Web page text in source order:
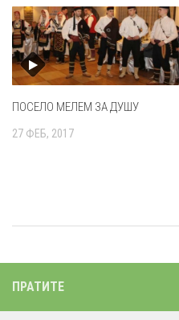
ПОСЕЛО МЕЛЕМ ЗА ДУШУ
27 ФЕБ, 2017
ПРАТИТЕ